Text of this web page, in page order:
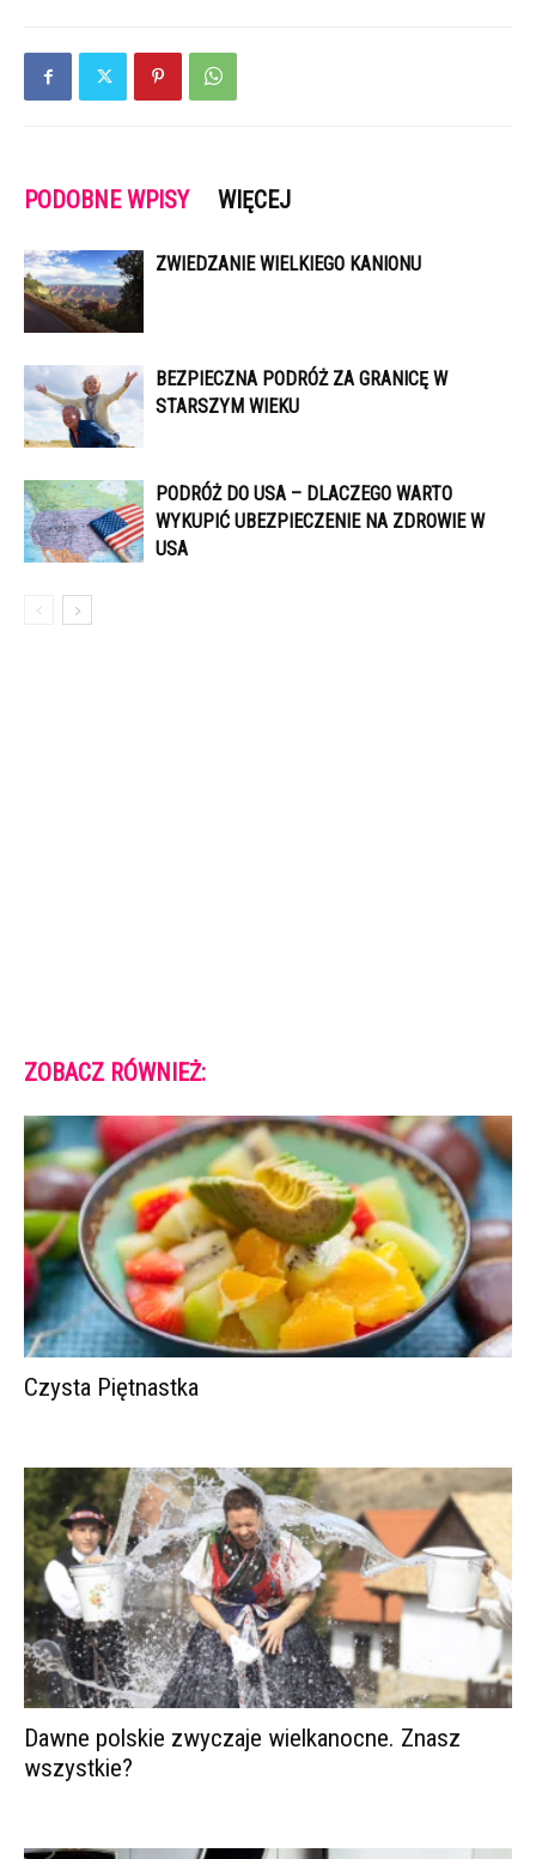
PODOBNE WPISY WIĘCEJ
ZWIEDZANIE WIELKIEGO KANIONU
BEZPIECZNA PODRÓŻ ZA GRANICĘ W
STARSZYM WIEKU
PODRÓŻ DO USA – DLACZEGO WARTO
WYKUPIĆ UBEZPIECZENIE NA ZDROWIE W
USA
ZOBACZ RÓWNIEŻ:
Czysta Piętnastka
Dawne polskie zwyczaje wielkanocne. Znasz
wszystkie?